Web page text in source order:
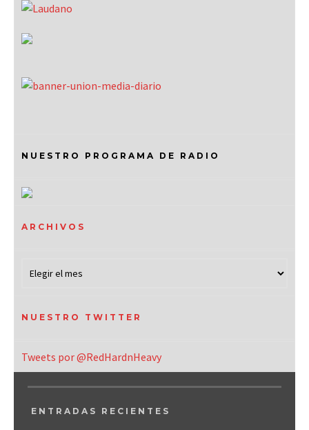
NUESTRO PROGRAMA DE RADIO
ARCHIVOS
NUESTRO TWITTER
Tweets por @RedHardnHeavy
ENTRADAS RECIENTES